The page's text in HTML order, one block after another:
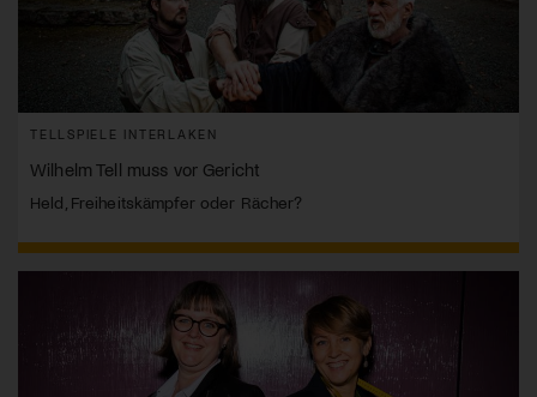
TELLSPIELE INTERLAKEN
Wilhelm Tell muss vor Gericht
Held, Freiheitskämpfer oder Rächer?